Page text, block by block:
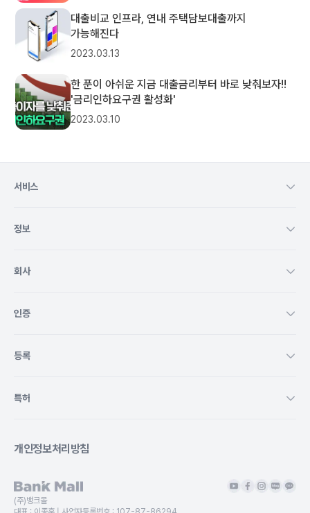
대출비교 인프라, 연내 주택담보대출까지
가능해진다
2023.03.13
한 푼이 아쉬운 지금 대출금리부터 바로 낮춰보자!!
'금리인하요구권 활성화'
2023.03.10
서비스
정보
회사
인증
등록
특허
개인정보처리방침
(주)뱅크몰